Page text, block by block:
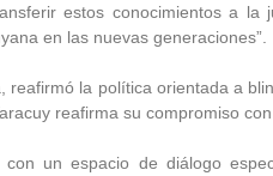
estos conocimientos a la
en las nuevas generaciones”.
reafirmó la política orientada a
reafirma su compromiso
un espacio de diálogo